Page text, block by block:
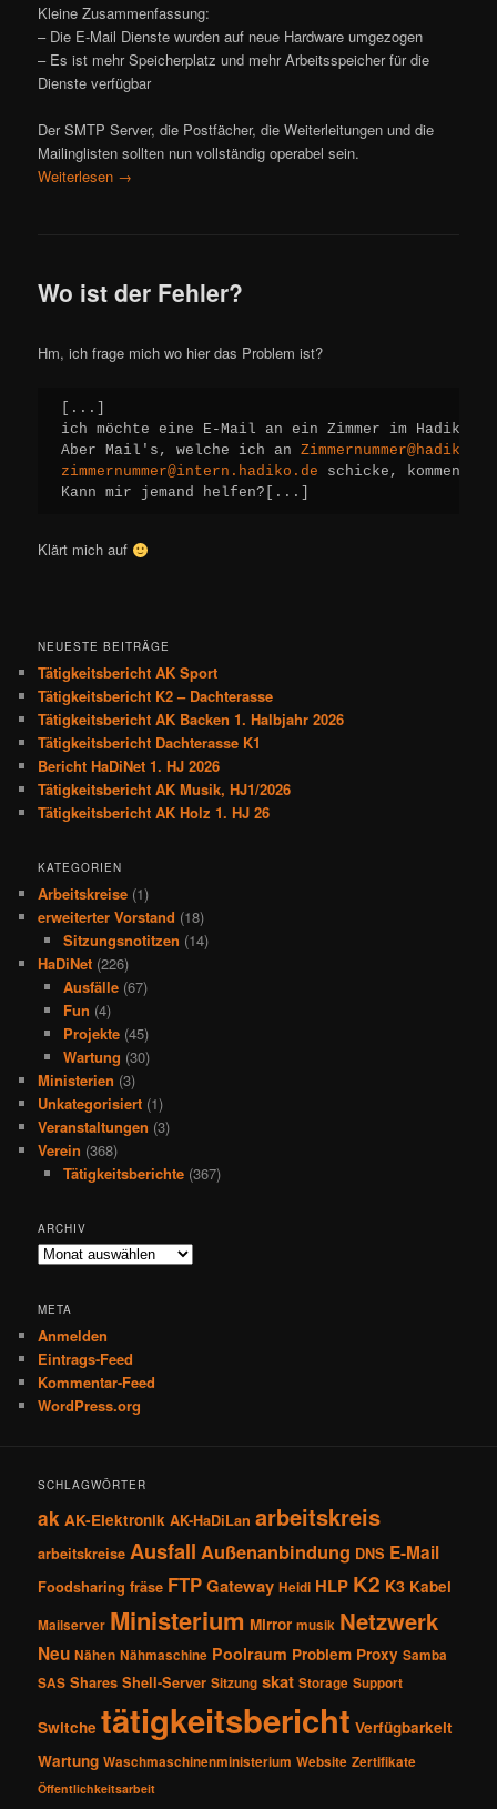
Kleine Zusammenfassung:
– Die E-Mail Dienste wurden auf neue Hardware umgezogen
– Es ist mehr Speicherplatz und mehr Arbeitsspeicher für die
Dienste verfügbar
Der SMTP Server, die Postfächer, die Weiterleitungen und die
Mailinglisten sollten nun vollständig operabel sein.
Weiterlesen →
Wo ist der Fehler?
Hm, ich frage mich wo hier das Problem ist?
[...]
ich möchte eine E-Mail an ein Zimmer im Hadiko
Aber Mail's, welche ich an Zimmernummer@hadiko.de
zimmernummer@intern.hadiko.de schicke, kommen an.
Kann mir jemand helfen?[...]
Klärt mich auf
NEUESTE BEITRÄGE
Tätigkeitsbericht AK Sport
Tätigkeitsbericht K2 – Dachterasse
Tätigkeitsbericht AK Backen 1. Halbjahr 2026
Tätigkeitsbericht Dachterasse K1
Bericht HaDiNet 1. HJ 2026
Tätigkeitsbericht AK Musik, HJ1/2026
Tätigkeitsbericht AK Holz 1. HJ 26
KATEGORIEN
Arbeitskreise (1)
erweiterter Vorstand (18)
Sitzungsnotitzen (14)
HaDiNet (226)
Ausfälle(67)
Fun (4)
Projekte(45)
Wartung (30)
Ministerien (3)
Unkategorisiert (1)
Veranstaltungen (3)
Verein (368)
Tätigkeitsberichte(367)
ARCHIV
Archiv
META
Anmelden
Eintrags-Feed
Kommentar-Feed
WordPress.org
SCHLAGWÖRTER
ak AK-Elektronik AK-HaDiLan arbeitskreis
arbeitskreise Ausfall Außenanbindung DNS E-Mail
Foodsharing fräse FTPGateway Heidi HLP K2 K3 Kabel
Mailserver Ministerium Mirror musik Netzwerk
Neu Nähen Nähmaschine Poolraum Problem Proxy Samba
SAS Shares Shell-Server Sitzung skat Storage Support
Switche tätigkeitsbericht Verfügbarkeit
Wartung Waschmaschinenministerium Website Zertifikate
Öffentlichkeitsarbeit